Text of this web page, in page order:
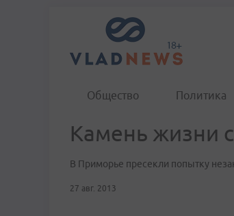
Общество Политика
Камень жизни
В Приморье пресекли попытку
27 авг. 2013